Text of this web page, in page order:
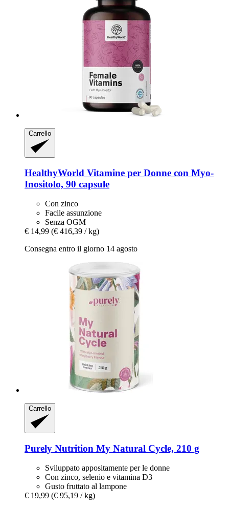
Carrello
HealthyWorld Vitamine per Donne con Myo-​
Inositolo, 90 capsule
Con zinco
Facile assunzione
Senza OGM
€ 14,99 (€ 416,39 / kg)
Consegna entro il giorno 14 agosto
Carrello
Purely Nutrition My Natural Cycle, 210 g
Sviluppato appositamente per le donne
Con zinco, selenio e vitamina D3
Gusto fruttato al lampone
€ 19,99 (€ 95,19 / kg)